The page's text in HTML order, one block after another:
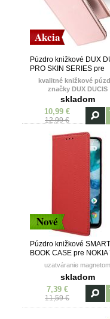
Akcia
Púzdro knižkové DUX
PRO SKIN SERIES pre
NOKIA 7.1 (2018) -
kvalitné knižkové
značky DUX DUCIS
skladom
10,99 €
12,99 €
Nové
Púzdro knižkové SMART
BOOK CASE pre NOKIA
(2018) - červené
uzatváranie magnetom
skladom
7,39 €
11,59 €